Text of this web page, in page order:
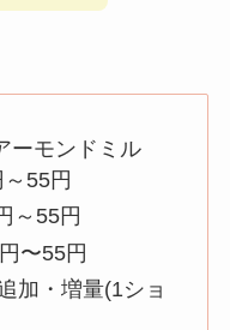
ーモンドミル
55円
～55円
〜55円
加・増量(1ショ